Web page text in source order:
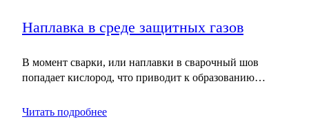
Наплавка в среде защитных газов
В момент сварки, или наплавки в сварочный шов
попадает кислород, что приводит к образованию…
Читать подробнее